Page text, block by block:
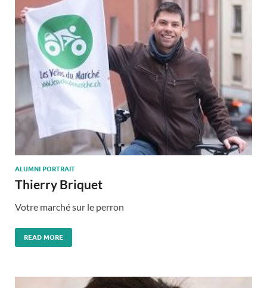
ALUMNI PORTRAIT
Thierry Briquet
Votre marché sur le perron
READ MORE